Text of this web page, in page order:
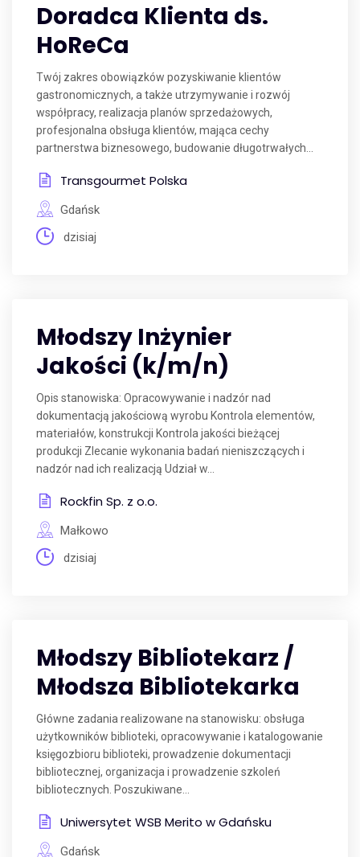
Doradca Klienta ds.
HoReCa
Twój zakres obowiązków pozyskiwanie klientów
gastronomicznych, a także utrzymywanie i rozwój
współpracy, realizacja planów sprzedażowych,
profesjonalna obsługa klientów, mająca cechy
partnerstwa biznesowego, budowanie długotrwałych...
Transgourmet Polska
Gdańsk
dzisiaj
Młodszy Inżynier
Jakości (k/m/n)
Opis stanowiska: Opracowywanie i nadzór nad
dokumentacją jakościową wyrobu Kontrola elementów,
materiałów, konstrukcji Kontrola jakości bieżącej
produkcji Zlecanie wykonania badań nieniszczących i
nadzór nad ich realizacją Udział w...
Rockfin Sp. z o.o.
Małkowo
dzisiaj
Młodszy Bibliotekarz /
Młodsza Bibliotekarka
Główne zadania realizowane na stanowisku: obsługa
użytkowników biblioteki, opracowywanie i katalogowanie
księgozbioru biblioteki, prowadzenie dokumentacji
bibliotecznej, organizacja i prowadzenie szkoleń
bibliotecznych. Poszukiwane...
Uniwersytet WSB Merito w Gdańsku
Gdańsk